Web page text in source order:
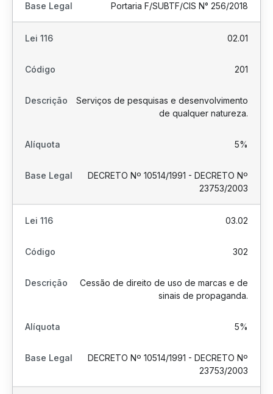
Portaria F/SUBTF/CIS N° 256/2018
02.01
201
Serviços de pesquisas e desenvolvimento
de qualquer natureza.
5%
DECRETO Nº 10514/1991 - DECRETO Nº
23753/2003
03.02
302
Cessão de direito de uso de marcas e de
sinais de propaganda.
5%
DECRETO Nº 10514/1991 - DECRETO Nº
23753/2003